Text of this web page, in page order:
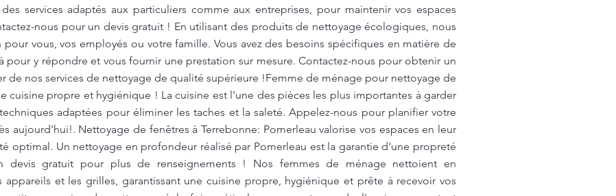
services adaptés aux particuliers comme aux entreprises, pour maintenir vos espaces
nous pour un devis gratuit ! En utilisant des produits de nettoyage écologiques, nous
pour vous, vos employés ou votre famille. Vous avez des besoins spécifiques en matière de
pour y répondre et vous fournir une prestation sur mesure. Contactez-nous pour obtenir un
de nos services de nettoyage de qualité supérieure !Femme de ménage pour nettoyage de
cuisine propre et hygiénique ! La cuisine est l’une des pièces les plus importantes à garder
adaptées pour éliminer les taches et la saleté. Appelez-nous pour planifier votre
aujourd'hui!. Nettoyage de fenêtres à Terrebonne: Pomerleau valorise vos espaces en leur
optimal. Un nettoyage en profondeur réalisé par Pomerleau est la garantie d'une propreté
devis gratuit pour plus de renseignements ! Nos femmes de ménage nettoient en
appareils et les grilles, garantissant une cuisine propre, hygiénique et prête à recevoir vos